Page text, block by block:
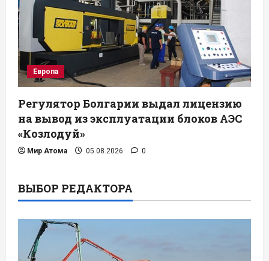
Европа
Регулятор Болгарии выдал лицензию
на вывод из эксплуатации блоков АЭС
«Козлодуй»
Мир Атома 05.08.2026 0
ВЫБОР РЕДАКТОРА